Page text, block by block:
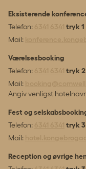
Eksisterende
Telefon:
tryk 1
Mail:
Værelsesbooking
Telefon:
tryk 2
Mail:
Angiv venligst
Fest og
Telefon:
tryk 3
Mail:
Reception og øvrige